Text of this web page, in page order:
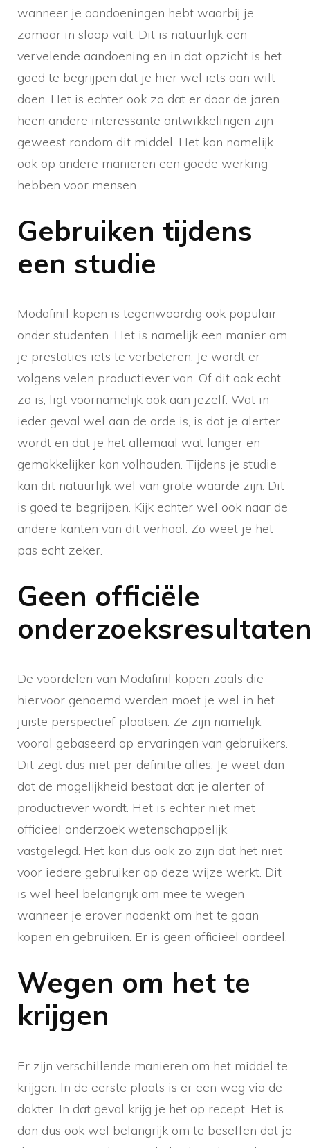
wanneer je aandoeningen hebt waarbij je
zomaar in slaap valt. Dit is natuurlijk een
vervelende aandoening en in dat opzicht is het
goed te begrijpen dat je hier wel iets aan wilt
doen. Het is echter ook zo dat er door de jaren
heen andere interessante ontwikkelingen zijn
geweest rondom dit middel. Het kan namelijk
ook op andere manieren een goede werking
hebben voor mensen.
Gebruiken tijdens
een studie
Modafinil kopen is tegenwoordig ook populair
onder studenten. Het is namelijk een manier om
je prestaties iets te verbeteren. Je wordt er
volgens velen productiever van. Of dit ook echt
zo is, ligt voornamelijk ook aan jezelf. Wat in
ieder geval wel aan de orde is, is dat je alerter
wordt en dat je het allemaal wat langer en
gemakkelijker kan volhouden. Tijdens je studie
kan dit natuurlijk wel van grote waarde zijn. Dit
is goed te begrijpen. Kijk echter wel ook naar de
andere kanten van dit verhaal. Zo weet je het
pas echt zeker.
Geen officiële
De voordelen van Modafinil kopen zoals die
hiervoor genoemd werden moet je wel in het
juiste perspectief plaatsen. Ze zijn namelijk
vooral gebaseerd op ervaringen van gebruikers.
Dit zegt dus niet per definitie alles. Je weet dan
dat de mogelijkheid bestaat dat je alerter of
productiever wordt. Het is echter niet met
officieel onderzoek wetenschappelijk
vastgelegd. Het kan dus ook zo zijn dat het niet
voor iedere gebruiker op deze wijze werkt. Dit
is wel heel belangrijk om mee te wegen
wanneer je erover nadenkt om het te gaan
kopen en gebruiken. Er is geen officieel oordeel.
Wegen om het te
krijgen
Er zijn verschillende manieren om het middel te
krijgen. In de eerste plaats is er een weg via de
dokter. In dat geval krijg je het op recept. Het is
dan dus ook wel belangrijk om te beseffen dat je